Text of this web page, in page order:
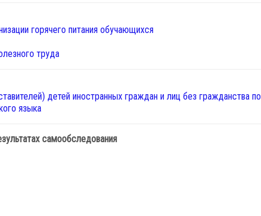
горячего питания обучающихся
труда
детей иностранных граждан и лиц без гражданства по
языка
самообследования